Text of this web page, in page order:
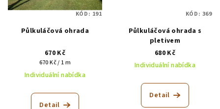
Půlkuláčová ohrada
670 Kč
Měrná
cena:
670 Kč / 1 m
Individuální nabídka
Detail
KÓD: 191
Půlkuláčová ohrada s
pletivem
680 Kč
Individuální nabídka
Detail
KÓD: 369